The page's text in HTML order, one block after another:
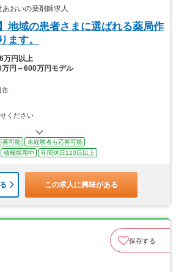
おいの薬剤師求人
地域の患者さまに選ばれる薬局作
ます。
万円以上
万円～600万円モデル
市
ください
募可能
未経験者も応募可能
積極採用中 年間休日120日以上
この求人に興味がある
保存する